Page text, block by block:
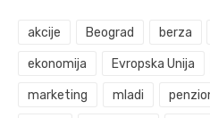
akcije Beograd berza
ekonomija Evropska Unija
marketing mladi